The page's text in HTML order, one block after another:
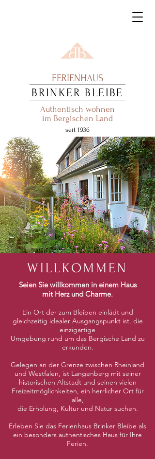
FERIENHAUS
_________________________________
BRINKER BLEIBE
_________________________________
Authentisch wohnen
im Bergischen Land
seit 1936
WILLKOMMEN
Seien Sie willkommen in einem Haus
mit Herz und Charme.
Ein Ort der zum Bleiben einlädt und
gleichzeitig idealer Ausgangspunkt ist, die
einzigartige
Umgebung rund um das Bergische Land zu
erkunden.
Gelegen an der Grenze zwischen Rheinland
und Westfalen, ist Langenberg mit seiner
historischen Altstadt und seinen vielen
Freizeitmöglichkeiten, ein herrlicher Ort für
alle,
die Erholung, Kultur und Natur suchen.
Erleben Sie das Ferienhaus Brinker Bleibe als
ein besonders authentisches Haus für Ihre
Ferien.